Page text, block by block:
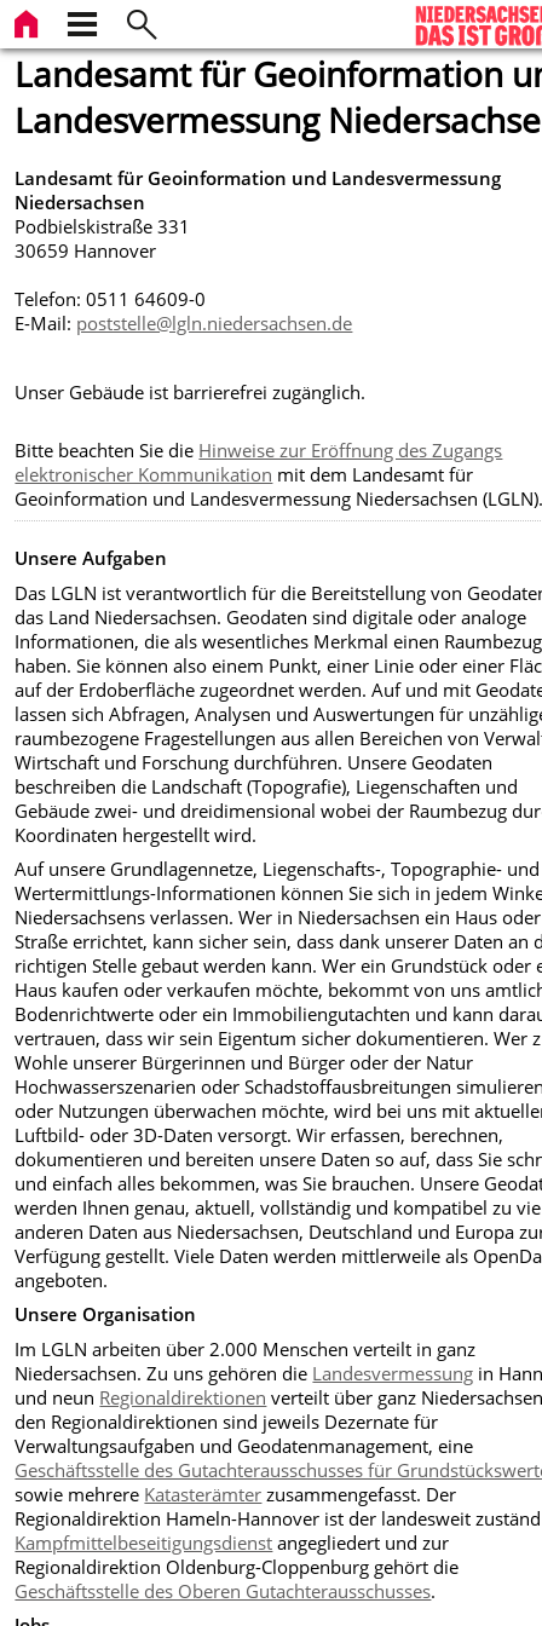
Landesamt für Geoinformation
Landesvermessung
Landesamt für Geoinformation und Landesvermessung
Niedersachsen
Podbielskistraße 331
30659 Hannover
Telefon: 0511 64609-0
E-Mail: poststelle@lgln.niedersachsen.de
Unser Gebäude ist barrierefrei zugänglich.
Bitte beachten Sie die Hinweise zur Eröffnung des Zugangs
elektronischer Kommunikation mit dem Landesamt für
Geoinformation und Landesvermessung Niedersachsen
Unsere Aufgaben
Das LGLN ist verantwortlich für die Bereitstellung von
das Land Niedersachsen. Geodaten sind digitale oder analoge
Informationen, die als wesentliches Merkmal einen Raumbezug
haben. Sie können also einem Punkt, einer Linie oder einer
auf der Erdoberfläche zugeordnet werden. Auf und mit
lassen sich Abfragen, Analysen und Auswertungen für
raumbezogene Fragestellungen aus allen Bereichen von
Wirtschaft und Forschung durchführen. Unsere Geodaten
beschreiben die Landschaft (Topografie), Liegenschaften und
Gebäude zwei- und dreidimensional wobei der Raumbezug
Koordinaten hergestellt wird.
Auf unsere Grundlagennetze, Liegenschafts-, Topographie- und
Wertermittlungs-Informationen können Sie sich in jedem
Niedersachsens verlassen. Wer in Niedersachsen ein Haus
Straße errichtet, kann sicher sein, dass dank unserer Daten an
richtigen Stelle gebaut werden kann. Wer ein Grundstück oder
Haus kaufen oder verkaufen möchte, bekommt von uns
Bodenrichtwerte oder ein Immobiliengutachten und kann
vertrauen, dass wir sein Eigentum sicher dokumentieren. Wer
Wohle unserer Bürgerinnen und Bürger oder der Natur
Hochwasserszenarien oder Schadstoffausbreitungen
oder Nutzungen überwachen möchte, wird bei uns mit
Luftbild- oder 3D-Daten versorgt. Wir erfassen, berechnen,
dokumentieren und bereiten unsere Daten so auf, dass Sie
und einfach alles bekommen, was Sie brauchen. Unsere
werden Ihnen genau, aktuell, vollständig und kompatibel zu
anderen Daten aus Niedersachsen, Deutschland und Europa
Verfügung gestellt. Viele Daten werden mittlerweile als
angeboten.
Unsere Organisation
Im LGLN arbeiten über 2.000 Menschen verteilt in ganz
Niedersachsen. Zu uns gehören die Landesvermessung in
und neun Regionaldirektionen verteilt über ganz
den Regionaldirektionen sind jeweils Dezernate für
Verwaltungsaufgaben und Geodatenmanagement, eine
Geschäftsstelle des Gutachterausschusses für
sowie mehrere Katasterämter zusammengefasst. Der
Regionaldirektion Hameln-Hannover ist der landesweit
Kampfmittelbeseitigungsdienst angegliedert und zur
Regionaldirektion Oldenburg-Cloppenburg gehört die
Geschäftsstelle des Oberen Gutachterausschusses.